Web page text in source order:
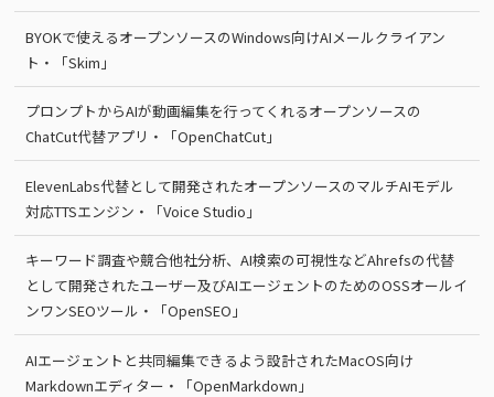
BYOKで使えるオープンソースのWindows向けAIメールクライアン
ト・「Skim」
プロンプトからAIが動画編集を行ってくれるオープンソースの
ChatCut代替アプリ・「OpenChatCut」
ElevenLabs代替として開発されたオープンソースのマルチAIモデル
対応TTSエンジン・「Voice Studio」
キーワード調査や競合他社分析、AI検索の可視性などAhrefsの代替
として開発されたユーザー及びAIエージェントのためのOSSオールイ
ンワンSEOツール・「OpenSEO」
AIエージェントと共同編集できるよう設計されたMacOS向け
Markdownエディター・「OpenMarkdown」